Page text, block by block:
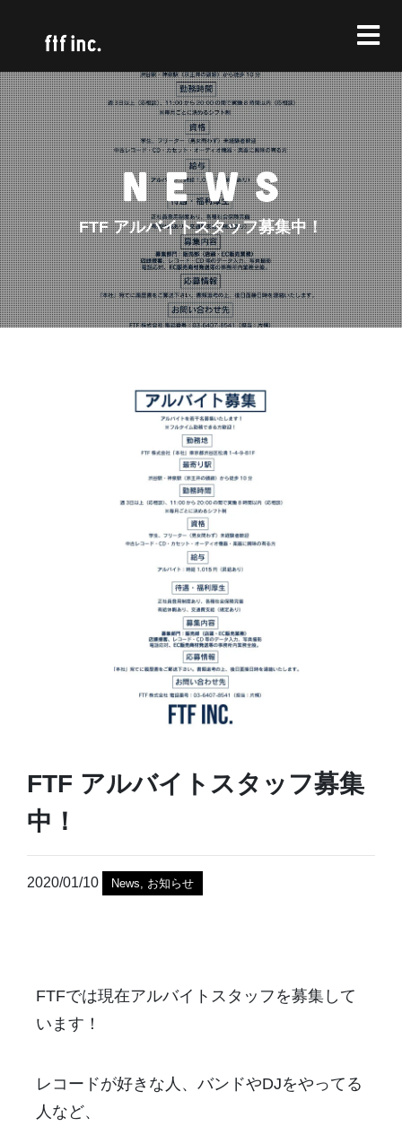
FTF アルバイトスタッフ募集中！
FTF アルバイトスタッフ募集
中！
2020/01/10 News, お知らせ
FTFでは現在アルバイトスタッフを募集して
います！
レコードが好きな人、バンドやDJをやってる
人など、